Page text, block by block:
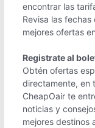
encontrar las
Revisa las
mejores ofertas
Registrate al
Obtén ofertas
directamente, en
CheapOair te
noticias y
mejores destinos